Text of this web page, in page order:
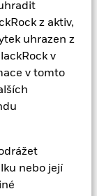
z aktiv,
uhrazen z
v
v tomto
nebo její
která je
finanční trhy
„AFM“).
přes tento
B.V. je
číslem
1, 1096 HA,
stránek